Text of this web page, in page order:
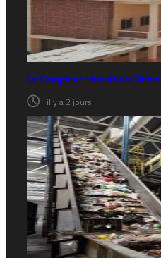
Le Complexe Hospitalo-
il y a 2 jours